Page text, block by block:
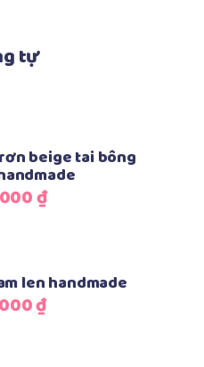
tự
giỏ hàng
beige tai bông
₫
giỏ hàng
len handmade
₫